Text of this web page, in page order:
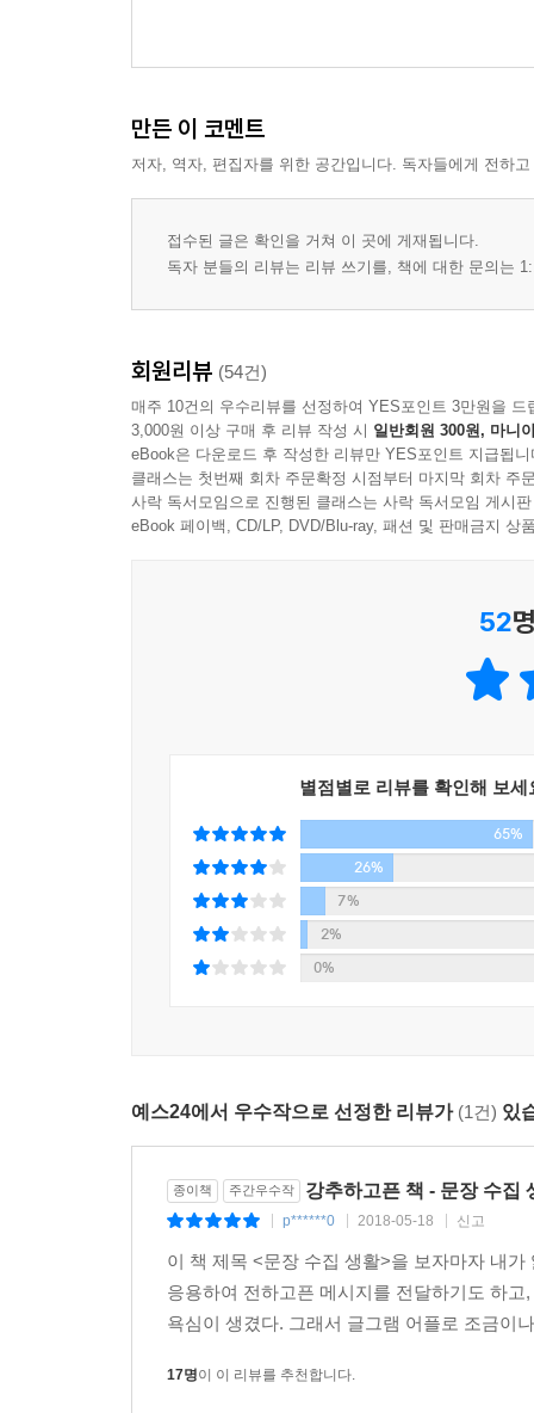
만든 이 코멘트
저자, 역자, 편집자를 위한 공간입니다. 독자들에게 전하
접수된 글은 확인을 거쳐 이 곳에 게재됩니다.
독자 분들의 리뷰는 리뷰 쓰기를, 책에 대한 문의는
회원리뷰 (54건)
매주 10건의 우수리뷰를 선정하여 YES포인트 3만원을 드
3,000원 이상 구매 후 리뷰 작성 시 일반회원 300원, 마니
eBook은 다운로드 후 작성한 리뷰만 YES포인트 지급됩니
클래스는 첫번째 회차 주문확정 시점부터 마지막 회차 주
사락 독서모임으로 진행된 클래스는 사락 독서모임 게시
eBook 페이백, CD/LP, DVD/Blu-ray, 패션 및 판매금지 상
52
별점별로 리뷰를 확인해 보세
65%
26%
7%
2%
0%
예스24에서 우수작으로 선정한 리뷰가 (1건) 있
종이책 주간우수작 강추하고픈 책 - 문장 수집
p******0 2018-05-18 신고
이 책 제목 <문장 수집 생활>을 보자마자 내
응용하여 전하고픈 메시지를 전달하기도 하
욕심이 생겼다. 그래서 글그램 어플로 조금이
17명이 이 리뷰를 추천합니다.